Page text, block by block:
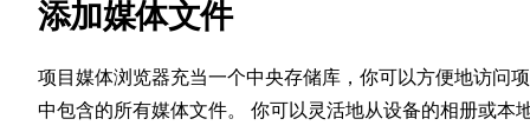
添加媒体文件
项目媒体浏览器充当一个中央存储库，你可以方便地访问
中包含的所有媒体文件。 你可以灵活地从设备的相册或本